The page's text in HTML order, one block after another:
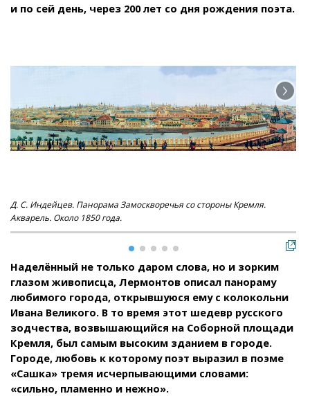
и по сей день, через 200 лет со дня рождения поэта.
Д. C. Индейцев. Панорама Замоскворечья со стороны Кремля.
Акварель. Около 1850 года.
Наделённый не только даром слова, но и зорким
глазом живописца, Лермонтов описал панораму
любимого города, открывшуюся ему с колокольни
Ивана Великого. В то время этот шедевр русского
зодчества, возвышающийся на Соборной площади
Кремля, был самым высоким зданием в городе.
Городе, любовь к которому поэт выразил в поэме
«Сашка» тремя исчерпывающими словами:
«сильно, пламенно и нежно».